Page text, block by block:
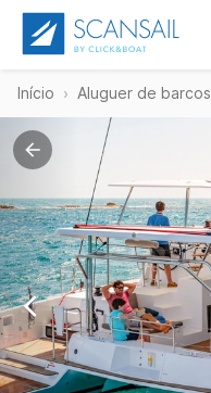
Início Aluguer de barcos